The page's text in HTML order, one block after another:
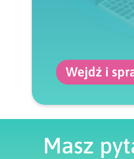
Wejdź i
Masz